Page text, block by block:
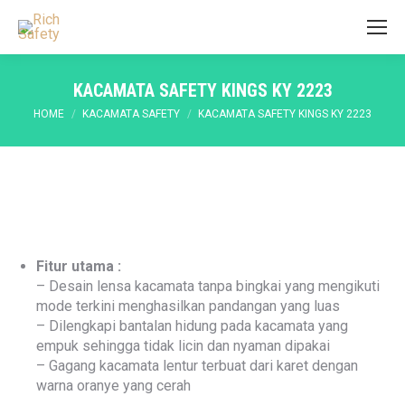
KACAMATA SAFETY KINGS KY 2223
You are here:
HOME KACAMATA SAFETY KACAMATA SAFETY KINGS KY 2223
Fitur utama :
– Desain lensa kacamata tanpa bingkai yang mengikuti
mode terkini menghasilkan pandangan yang luas
– Dilengkapi bantalan hidung pada kacamata yang
empuk sehingga tidak licin dan nyaman dipakai
– Gagang kacamata lentur terbuat dari karet dengan
warna oranye yang cerah